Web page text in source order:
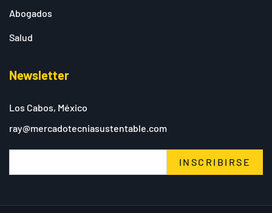
Abogados
Salud
Newsletter
Los Cabos, México
ray@mercadotecniasustentable.com
INSCRIBIRSE